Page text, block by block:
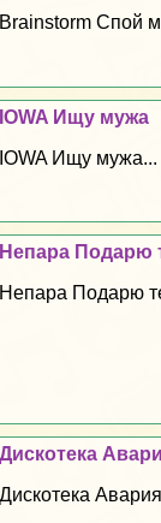
Brainstorm Спой
IOWA Ищу мужа
IOWA Ищу мужа...
Непара Подарю
Непара Подарю
Дискотека
Дискотека